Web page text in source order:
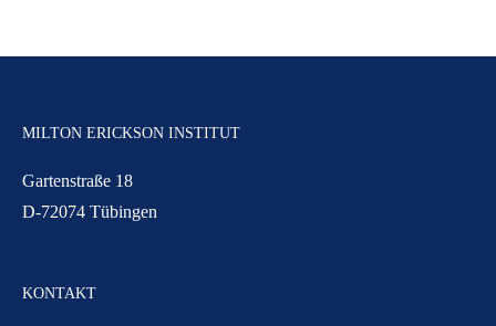
MILTON ERICKSON INSTITUT
Gartenstraße 18
D-72074 Tübingen
KONTAKT